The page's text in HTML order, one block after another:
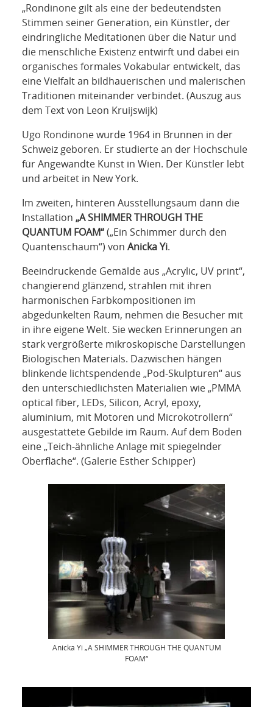
„Rondinone gilt als eine der bedeutendsten
Stimmen seiner Generation, ein Künstler, der
eindringliche Meditationen über die Natur und
die menschliche Existenz entwirft und dabei ein
organisches formales Vokabular entwickelt, das
eine Vielfalt an bildhauerischen und malerischen
Traditionen miteinander verbindet. (Auszug aus
dem Text von Leon Kruijswijk)
Ugo Rondinone wurde 1964 in Brunnen in der
Schweiz geboren. Er studierte an der Hochschule
für Angewandte Kunst in Wien. Der Künstler lebt
und arbeitet in New York.
Im zweiten, hinteren Ausstellungsaum dann die
Installation „A SHIMMER THROUGH THE
QUANTUM FOAM“(„Ein Schimmer durch den
Quantenschaum“) von Anicka Yi.
Beeindruckende Gemälde aus „Acrylic, UV print“,
changierend glänzend, strahlen mit ihren
harmonischen Farbkompositionen im
abgedunkelten Raum, nehmen die Besucher mit
in ihre eigene Welt. Sie wecken Erinnerungen an
stark vergrößerte mikroskopische Darstellungen
Biologischen Materials. Dazwischen hängen
blinkende lichtspendende „Pod-Skulpturen“ aus
den unterschiedlichsten Materialien wie „PMMA
optical fiber, LEDs, Silicon, Acryl, epoxy,
aluminium, mit Motoren und Microkotrollern“
ausgestattete Gebilde im Raum. Auf dem Boden
eine „Teich-ähnliche Anlage mit spiegelnder
Oberfläche“. (Galerie Esther Schipper)
Anicka Yi „A SHIMMER THROUGH THE QUANTUM
FOAM“